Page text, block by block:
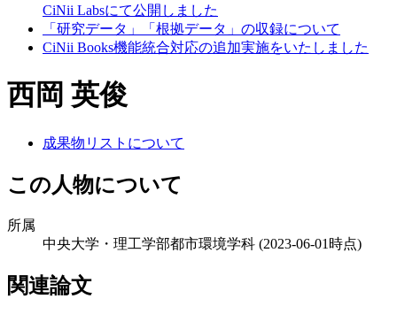
CiNii Labsにて公開しました
「研究データ」「根拠データ」の収録について
CiNii Books機能統合対応の追加実施をいたしました
西岡 英俊
成果物リストについて
この人物について
所属
中央大学・理工学部都市環境学科 (2023-06-01時点)
関連論文